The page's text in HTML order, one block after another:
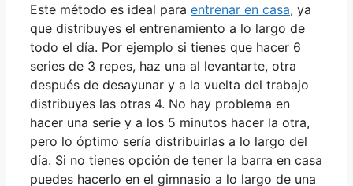
Este método es ideal para entrenar en casa, ya
que distribuyes el entrenamiento a lo largo de
todo el día. Por ejemplo si tienes que hacer 6
series de 3 repes, haz una al levantarte, otra
después de desayunar y a la vuelta del trabajo
distribuyes las otras 4. No hay problema en
hacer una serie y a los 5 minutos hacer la otra,
pero lo óptimo sería distribuirlas a lo largo del
día. Si no tienes opción de tener la barra en casa
puedes hacerlo en el gimnasio a lo largo de una